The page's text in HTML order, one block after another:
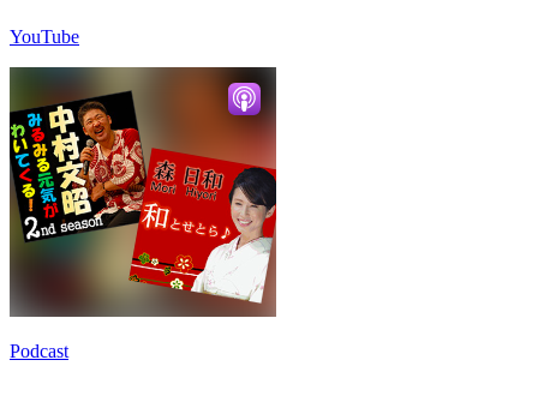
YouTube
Podcast